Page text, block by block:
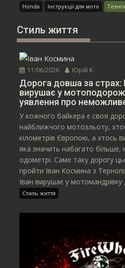
Honda Інструкції для мото
Стиль життя
11/06/2026 Юрій К.
Дорога довша за страх:
вирушає у
уявлення про
У кожного байкера є своя
найближчого мотозльоту,
кілометрів Європою, а хтось
яка значить набагато
одометрі. Саме таку дорогу
пройти Іван Космина з
Іван вирушає у
Стиль життя